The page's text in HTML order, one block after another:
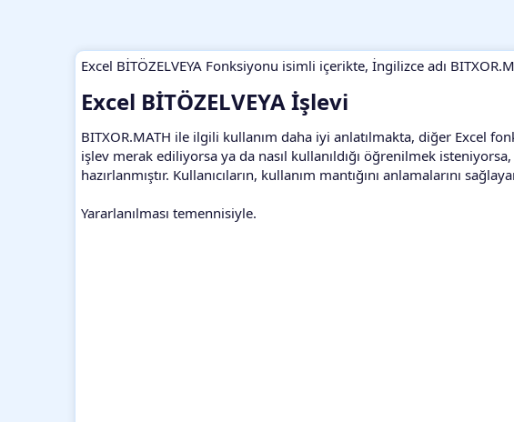
Excel BİTÖZELVEYA Fonksiyonu isimli içerikte, İngilizce adı
Excel BİTÖZELVEYA İşlevi​
BITXOR.MATH ile ilgili kullanım daha iyi anlatılmakta, diğer Excel
işlev merak ediliyorsa ya da nasıl kullanıldığı öğrenilmek
hazırlanmıştır. Kullanıcıların, kullanım mantığını anlamalarını
Yararlanılması temennisiyle.